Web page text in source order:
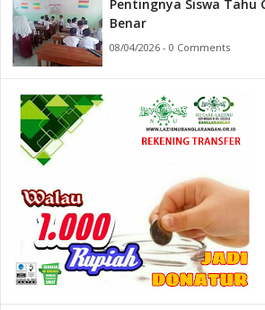
Pentingnya Siswa Tahu
Benar
08/04/2026 - 0 Comments